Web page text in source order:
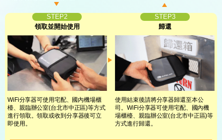
STEP2
領取並開始使用
WiFi分享器可使用宅配、國內機場櫃
檯、 親臨辦公室(台北市中正區)等方式
進行領取。領取或收到分享器後可立
即使用。
STEP3
歸還
使用結束後請將分享器歸還至本公
司。WiFi分享器可使用宅配、國內機
場櫃檯、 親臨辦公室(台北市中正區)等
方式進行歸還。